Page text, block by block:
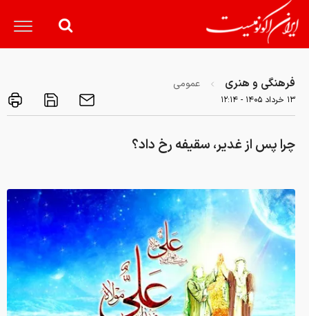
فرهنگی و هنری عمومی
۱۳ خرداد ۱۴۰۵ - ۱۲:۱۴
چرا پس از غدیر، سقیفه رخ داد؟